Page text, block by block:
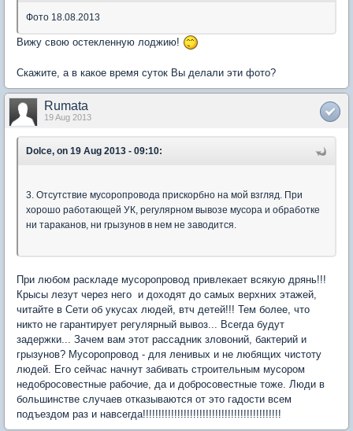
Фото 18.08.2013
Вижу свою остекленную лоджию!
Скажите, а в какое время суток Вы делали эти фото?
Rumata
19 Aug 2013
Dolce, on 19 Aug 2013 - 09:10:
3. Отсутствие мусоропровода прискорбно на мой взгляд. При
хорошо работающей УК, регулярном вывозе мусора и обработке
ни тараканов, ни грызунов в нем не заводится.
При любом раскладе мусоропровод привлекает всякую дрянь!!!
Крысы лезут через него и доходят до самых верхних этажей,
читайте в Сети об укусах людей, втч детей!!! Тем более, что
никто не гарантирует регулярный вывоз... Всегда будут
задержки... Зачем вам этот рассадник зловоний, бактерий и
грызунов? Мусоропровод - для ленивых и не любящих чистоту
людей. Его сейчас начнут забивать строительным мусором
недобросовестные рабочие, да и добросовестные тоже. Люди в
большинстве случаев отказываются от это гадости всем
подъездом раз и навсегда!!!!!!!!!!!!!!!!!!!!!!!!!!!!!!!!!!!!!!!!!!!!